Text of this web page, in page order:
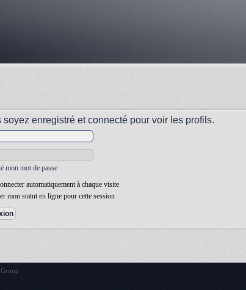
soyez enregistré et connecté pour voir les profils.
mon mot de passe
automatiquement à chaque visite
mon statut en ligne pour cette session